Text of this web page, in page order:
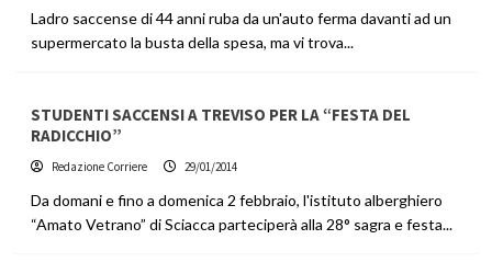
Ladro saccense di 44 anni ruba da un'auto ferma davanti ad un
supermercato la busta della spesa, ma vi trova...
STUDENTI SACCENSI A TREVISO PER LA “FESTA DEL
RADICCHIO”
Redazione Corriere 29/01/2014
Da domani e fino a domenica 2 febbraio, l'istituto alberghiero
“Amato Vetrano” di Sciacca parteciperà alla 28° sagra e festa...